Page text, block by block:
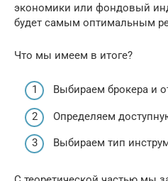
экономики или фондовый
будет самым оптимальным
Что мы имеем в итоге?
Выбираем брокера и
Определяем
Выбираем тип